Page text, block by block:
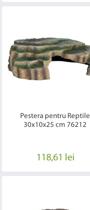
Pestera pentru Reptile
30x10x25 cm 76212
118,61 lei